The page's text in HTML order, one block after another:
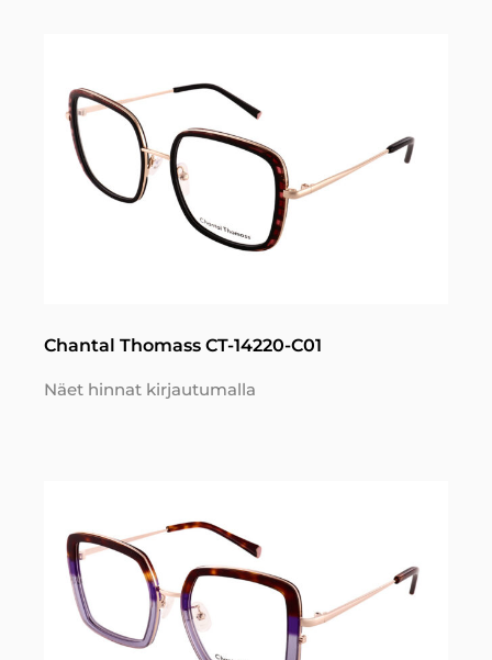
Chantal Thomass CT-14220-C01
Näet hinnat kirjautumalla